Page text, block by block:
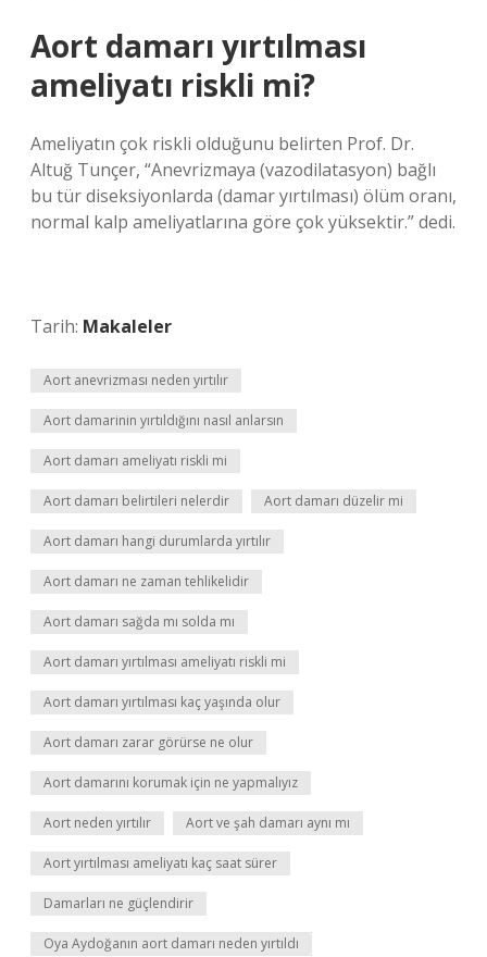
Aort damarı yırtılması
ameliyatı riskli mi?
Ameliyatın çok riskli olduğunu belirten Prof. Dr.
Altuğ Tunçer, “Anevrizmaya (vazodilatasyon) bağlı
bu tür diseksiyonlarda (damar yırtılması) ölüm oranı,
normal kalp ameliyatlarına göre çok yüksektir.” dedi.
Tarih: Makaleler
Aort anevrizması neden yırtılır
Aort damarinin yırtıldığını nasıl anlarsın
Aort damarı ameliyatı riskli mi
Aort damarı belirtileri nelerdir Aort damarı düzelir mi
Aort damarı hangi durumlarda yırtılır
Aort damarı ne zaman tehlikelidir
Aort damarı sağda mı solda mı
Aort damarı yırtılması ameliyatı riskli mi
Aort damarı yırtılması kaç yaşında olur
Aort damarı zarar görürse ne olur
Aort damarını korumak için ne yapmalıyız
Aort neden yırtılır Aort ve şah damarı aynı mı
Aort yırtılması ameliyatı kaç saat sürer
Damarları ne güçlendirir
Oya Aydoğanın aort damarı neden yırtıldı